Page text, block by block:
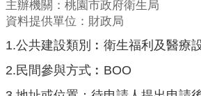
主辦機關：桃園市政府衛生局
資料提供單位：財政局
1.公共建設類別︰衛生福利及醫療
2.民間參與方式︰BOO